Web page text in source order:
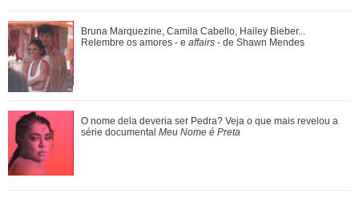
O nome dela deveria ser Pedra? Veja o que mais revelou a
série documental Meu Nome é Preta
Ariana Grande anuncia pausa na carreira após críticas ao
corpo
Bruna Marquezine, Camila Cabello, Hailey Bieber...
Relembre os amores - e affairs - de Shawn Mendes
O nome dela deveria ser Pedra? Veja o que mais revelou a
série documental Meu Nome é Preta